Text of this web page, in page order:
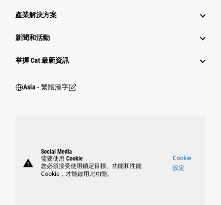
產業解決方案
新聞和活動
掌握 Cat 最新資訊
Asia - 繁體漢字
warning
Social Media
需要使用 Cookie
您必須接受使用鎖定目標、功能和性能
Cookie，才能啟用此功能。
Cookie
設定